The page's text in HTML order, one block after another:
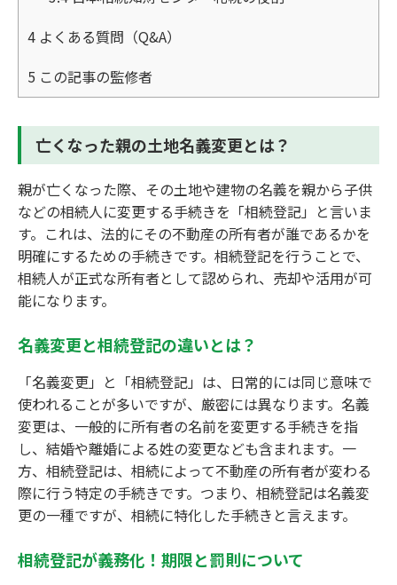
4 よくある質問（Q&A）
5 この記事の監修者
亡くなった親の土地名義変更とは？
親が亡くなった際、その土地や建物の名義を親から子供
などの相続人に変更する手続きを「相続登記」と言いま
す。これは、法的にその不動産の所有者が誰であるかを
明確にするための手続きです。相続登記を行うことで、
相続人が正式な所有者として認められ、売却や活用が可
能になります。
名義変更と相続登記の違いとは？
「名義変更」と「相続登記」は、日常的には同じ意味で
使われることが多いですが、厳密には異なります。名義
変更は、一般的に所有者の名前を変更する手続きを指
し、結婚や離婚による姓の変更なども含まれます。一
方、相続登記は、相続によって不動産の所有者が変わる
際に行う特定の手続きです。つまり、相続登記は名義変
更の一種ですが、相続に特化した手続きと言えます。
相続登記が義務化！期限と罰則について